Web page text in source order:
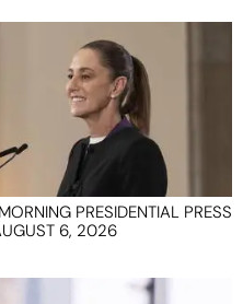
PRESIDENTIAL PRESS
6, 2026